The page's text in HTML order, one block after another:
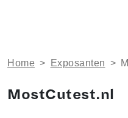
Home > Exposanten >
MostCutest.nl